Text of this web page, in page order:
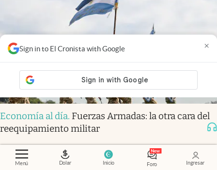
Menú Dolar Inicio Foro Ingresar
Sign in to El Cronista with Google ×
Economía al día. Fuerzas Armadas: la otra cara del
reequipamiento militar